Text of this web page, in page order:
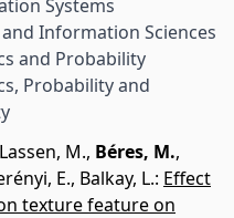
Systems
Information Sciences
and Probability
Probability and
M., Béres, M.,
E., Balkay, L.: Effect
texture feature on